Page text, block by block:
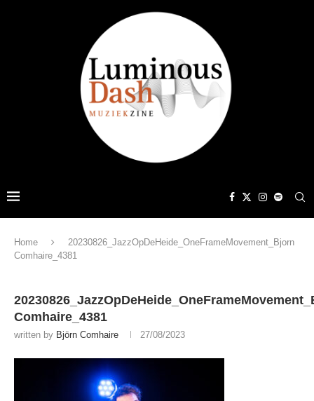
Home
20230826_JazzOpDeHeide_OneFrameMovement_Bjorn
Comhaire_4381
Comhaire_4381
written by Björn Comhaire 27/08/2023